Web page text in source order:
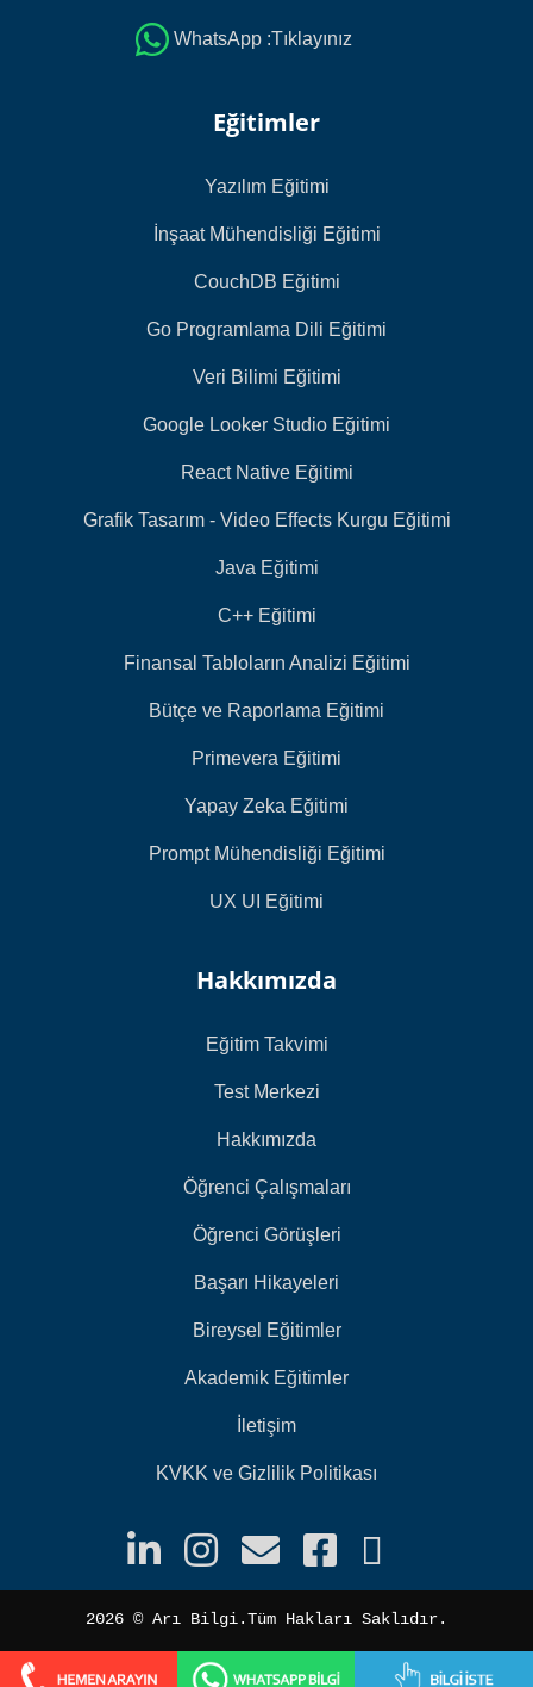
WhatsApp :Tıklayınız
Eğitimler
Yazılım Eğitimi
İnşaat Mühendisliği Eğitimi
CouchDB Eğitimi
Go Programlama Dili Eğitimi
Veri Bilimi Eğitimi
Google Looker Studio Eğitimi
React Native Eğitimi
Grafik Tasarım - Video Effects Kurgu Eğitimi
Java Eğitimi
C++ Eğitimi
Finansal Tabloların Analizi Eğitimi
Bütçe ve Raporlama Eğitimi
Primevera Eğitimi
Yapay Zeka Eğitimi
Prompt Mühendisliği Eğitimi
UX UI Eğitimi
Hakkımızda
Eğitim Takvimi
Test Merkezi
Hakkımızda
Öğrenci Çalışmaları
Öğrenci Görüşleri
Başarı Hikayeleri
Bireysel Eğitimler
Akademik Eğitimler
İletişim
KVKK ve Gizlilik Politikası
2026 ©️ Arı Bilgi.Tüm Hakları Saklıdır.